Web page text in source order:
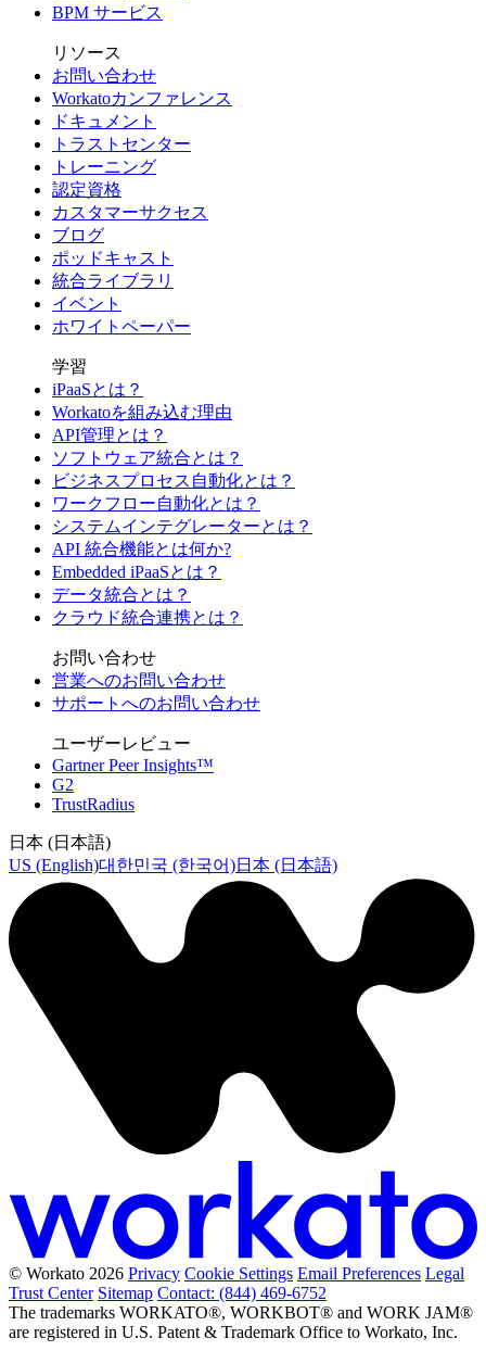
BPM サービス
リソース
お問い合わせ
Workatoカンファレンス
ドキュメント
トラストセンター
トレーニング
認定資格
カスタマーサクセス
ブログ
ポッドキャスト
統合ライブラリ
イベント
ホワイトペーパー
学習
iPaaSとは？
Workatoを組み込む理由
API管理とは？
ソフトウェア統合とは？
ビジネスプロセス自動化とは？
ワークフロー自動化とは？
システムインテグレーターとは？
API 統合機能とは何か?
Embedded iPaaSとは？
データ統合とは？
クラウド統合連携とは？
お問い合わせ
営業へのお問い合わせ
サポートへのお問い合わせ
ユーザーレビュー
Gartner Peer Insights™
G2
TrustRadius
日本 (日本語)
US (English)대한민국 (한국어)日本 (日本語)
© Workato 2026 Privacy Cookie Settings Email Preferences Legal
Trust Center Sitemap Contact: (844) 469-6752
The trademarks WORKATO®, WORKBOT® and WORK JAM®
are registered in U.S. Patent & Trademark Office to Workato, Inc.